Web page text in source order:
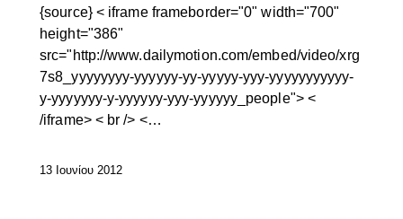
{source} < iframe frameborder="0" width="700"
height="386"
src="http://www.dailymotion.com/embed/video/xrg
7s8_yyyyyyyy-yyyyyy-yy-yyyyy-yyy-yyyyyyyyyyy-
y-yyyyyyy-y-yyyyyy-yyy-yyyyyy_people"> <
/iframe> < br /> <…
13 Ιουνίου 2012